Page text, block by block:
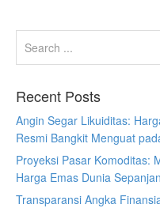
Recent Posts
Angin Segar Likuiditas:
Resmi Bangkit Menguat
Proyeksi Pasar Komoditas:
Harga Emas Dunia
Transparansi Angka